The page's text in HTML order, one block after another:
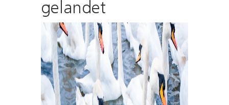
gelandet